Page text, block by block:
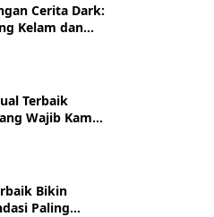
Cerita Dark:
Kelam dan
Terbaik
Wajib Kamu
Bikin
Paling